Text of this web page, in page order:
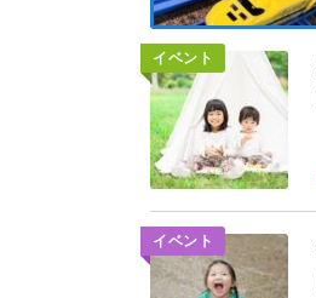
イベント
イベント